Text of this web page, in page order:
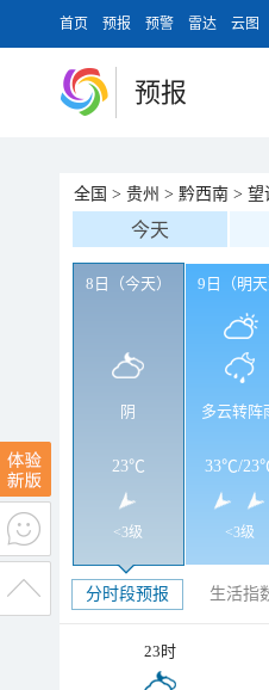
首页 预报 预警 雷达 云图
预报
全国 > 贵州 > 黔西南 > 望
今天
8日（今天）
阴
23℃
<3级
9日（明天
多云转阵
33℃/
<3级
分时段预报 生活指
23时